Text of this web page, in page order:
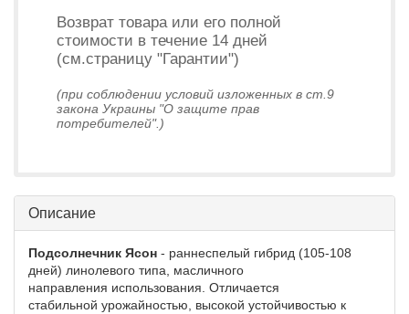
Возврат товара или его полной
стоимости в течение 14 дней
(см.страницу "Гарантии")
(при соблюдении условий изложенных в ст.9
закона Украины "О защите прав
потребителей".)
Описание
Подсолнечник Ясон - раннеспелый гибрид (105-108
дней) линолевого типа, масличного
направления использования. Отличается
стабильной урожайностью, высокой устойчивостью к